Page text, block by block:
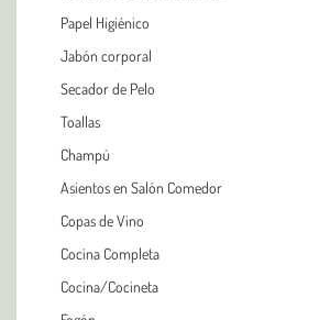
Papel Higiénico
Jabón corporal
Secador de Pelo
Toallas
Champú
Asientos en Salón Comedor
Copas de Vino
Cocina Completa
Cocina/Cocineta